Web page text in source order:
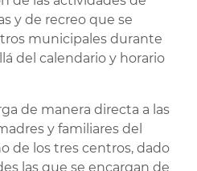
y de recreo que se
municipales durante
del calendario y horario
de manera directa a las
y familiares del
de los tres centros, dado
las que se encargan de